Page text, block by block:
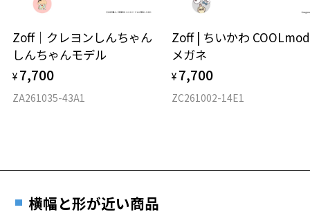
お気に入りリストは
材質
Zoff｜クレヨンしんちゃん
しんちゃんモデル
¥ 7,700
ZA261035-43A1
Zoff | ちいかわ
メガネ
¥ 7,700
ZC261002-14E1
横幅と形が近い商品